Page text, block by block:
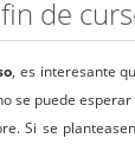
de
, es interesante
puede
Si se planteasen